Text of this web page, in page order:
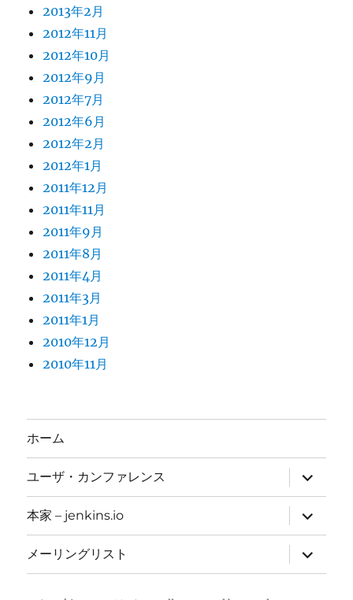
2013年2月
2012年11月
2012年10月
2012年9月
2012年7月
2012年6月
2012年2月
2012年1月
2011年12月
2011年11月
2011年9月
2011年8月
2011年4月
2011年3月
2011年1月
2010年12月
2010年11月
ホーム
ユーザ・カンファレンス
サ
ブ
メ
ニ
ュ
ー
を
展
開
本家 – jenkins.io
サ
ブ
メ
ニ
ュ
ー
メーリングリスト
サ
ブ
メ